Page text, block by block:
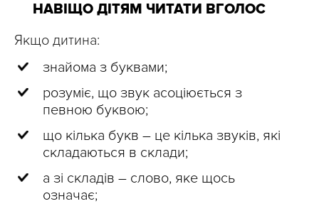
НАВІЩО ДІТЯМ ЧИТАТИ ВГОЛОС
Якщо дитина:
знайома з буквами;
розуміє, що звук асоціюється з
певною буквою;
що кілька букв – це кілька звуків, які
складаються в склади;
а зі складів – слово, яке щось
означає;